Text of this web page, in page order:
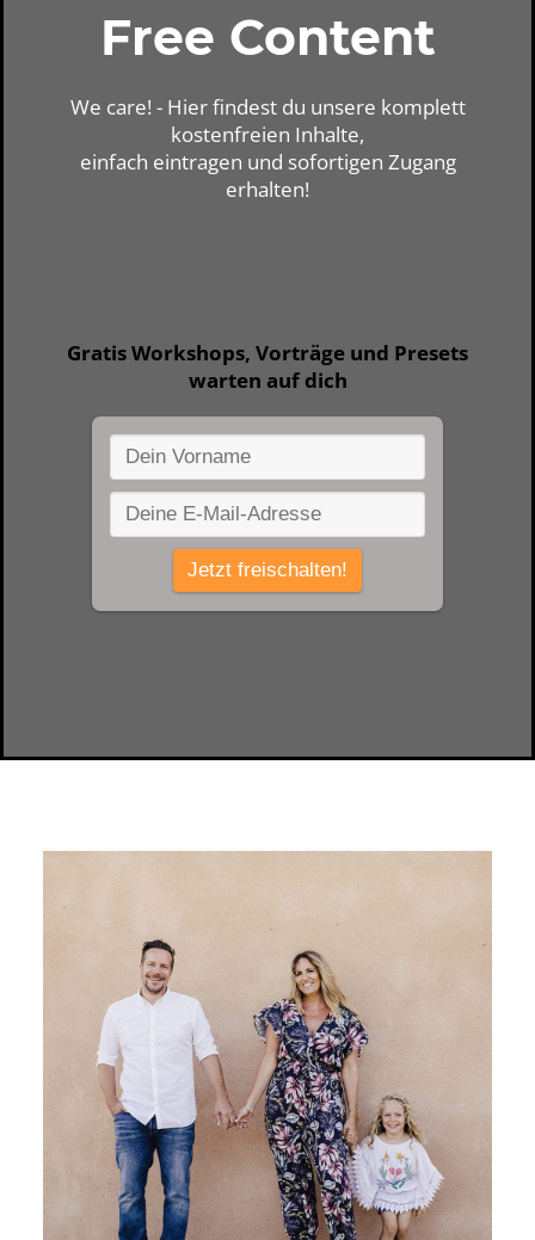
Free Content
We care! - Hier findest du unsere komplett
kostenfreien Inhalte,
einfach eintragen und sofortigen Zugang
erhalten!
Gratis Workshops, Vorträge und Presets
warten auf dich